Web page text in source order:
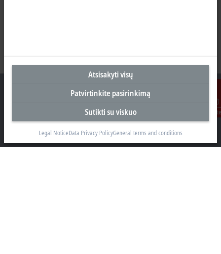
Susisiekite
Biuras Kaune
Beckhoff Automation OÜ
Karaliaus Mindaugo ave. 38
Atsisakyti visų
Patvirtinkite pasirinkimą
Sutikti su viskuo
Legal NoticeData Privacy PolicyGeneral terms and conditions